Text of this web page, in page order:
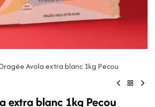
Avola extra blanc 1kg Pecou
extra blanc 1kg Pecou